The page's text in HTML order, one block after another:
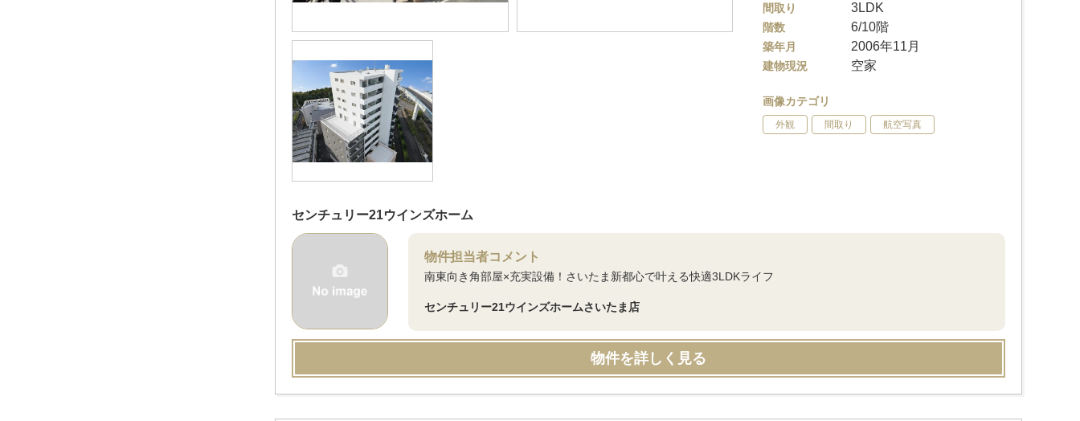
間取り 3LDK
階数 6/10階
築年月 2006年11月
建物現況 空家
画像カテゴリ
外観 間取り 航空写真
センチュリー21ウインズホーム
物件担当者コメント
南東向き角部屋×充実設備！さいたま新都心で叶える快適3LDKライフ
センチュリー21ウインズホームさいたま店
物件を詳しく見る